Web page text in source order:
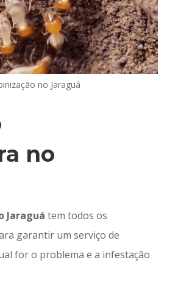
no Jaraguá
no
Jaraguá tem todos os
garantir um serviço de
for o problema e a infestação